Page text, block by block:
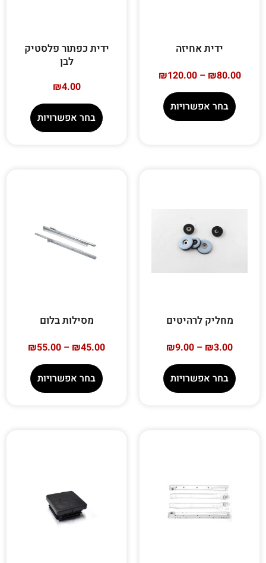
ידית אחיזה
₪80.00
–
₪120.00
בחר אפשרויות
ידית כפתור פלסטיק
לבן
₪4.00
בחר אפשרויות
מחליק לרהיטים
₪3.00
–
₪9.00
בחר אפשרויות
מסילות בלום
₪45.00
–
₪55.00
בחר אפשרויות